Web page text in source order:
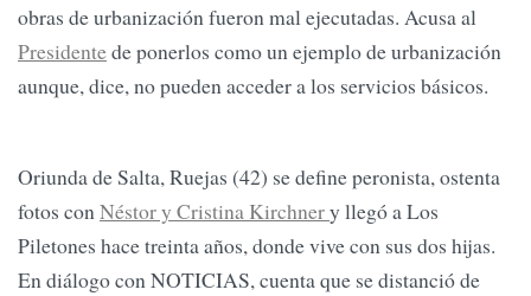
obras de urbanización fueron mal ejecutadas. Acusa al
Presidentede ponerlos como un ejemplo de urbanización
aunque, dice, no pueden acceder a los servicios básicos.
Oriunda de Salta, Ruejas (42) se define peronista, ostenta
fotos conNéstor y Cristina Kirchnery llegó a Los
Piletones hace treinta años, donde vive con sus dos hijas.
En diálogo con NOTICIAS, cuenta que se distanció de